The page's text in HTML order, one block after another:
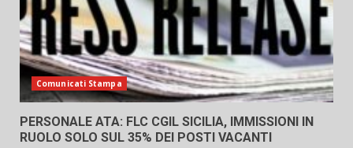
Comunicati Stampa
PERSONALE ATA: FLC CGIL SICILIA, IMMISSIONI IN
RUOLO SOLO SUL 35% DEI POSTI VACANTI